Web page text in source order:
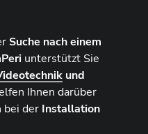
Suche nach einem
unterstützt Sie
und
Ihnen darüber
bei der Installation